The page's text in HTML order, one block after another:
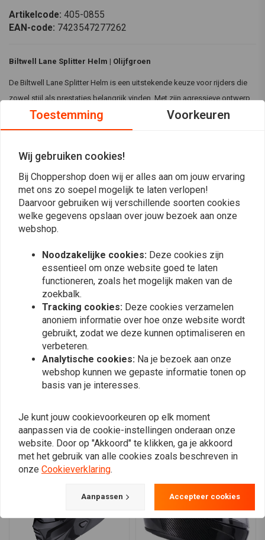
Artikelcode: 405-0855
EAN-code: 7423547277262
Biltwell Lane Splitter Helm | Olijfgroen
De Biltwell Lane Splitter Helm is een uitstekende keuze voor rijders die
zowel stijl als prestaties belangrijk vinden. Met zijn agressieve ontwerp
en rigoureuze tests voldoet deze helm aan de ECE 06 en DOT
veiligheidsnormen, waardoor bescherming en comfort van topklasse
XS, S, M, L, XL, 2XL
Specificaties:
Bouw:Robuuste ABS buitenschaal met goede ventilatie en
binnenvulling.
Kleur:
Handgeschilderd Olijfgroen
Voldoet aan ECE 06 en DOT veiligheidsnormen
CE-gecertificeerd, helder anticondens en antikras schild voor
optimaal zicht.
Ingebouwde audiocommunicatievakken in ooruitsparingen.
pasvorm.
Belangrijkste kenmerken:
Verbeterde pasvorm : Verwijderbare wangkussentjes voor een
aanpasbare pasvorm.
Klaar voor audio
Veilig en comfortabel
Veilige bevestiging
Optimale luchtstroom: Ventilatieopeningen aan de kinstang en
Venturi-ventilatie voor voldoende ventilatie.
Lees meer
Reviews
Plaats ook een review
Vergelijkbare producten
Toestemming Voorkeuren
Wij gebruiken cookies!
Bij Choppershop doen wij er alles aan om jouw ervaring
met ons zo soepel mogelijk te laten verlopen!
Daarvoor gebruiken wij verschillende soorten cookies
welke gegevens opslaan over jouw bezoek aan onze
webshop.
Noodzakelijke cookies: Deze cookies zijn
essentieel om onze website goed te laten
functioneren, zoals het mogelijk maken van de
zoekbalk.
Tracking cookies: Deze cookies verzamelen
anoniem informatie over hoe onze website wordt
gebruikt, zodat we deze kunnen optimaliseren en
verbeteren.
Analytische cookies: Na je bezoek aan onze
webshop kunnen we gepaste informatie tonen op
basis van je interesses.
Je kunt jouw cookievoorkeuren op elk moment
aanpassen via de cookie-instellingen onderaan onze
website. Door op "Akkoord" te klikken, ga je akkoord
met het gebruik van alle cookies zoals beschreven in
onze Cookieverklaring.
Aanpassen Accepteer cookies